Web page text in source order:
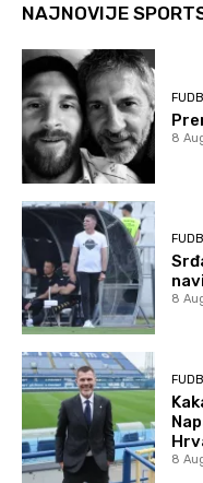
NAJNOVIJE
8
8
8